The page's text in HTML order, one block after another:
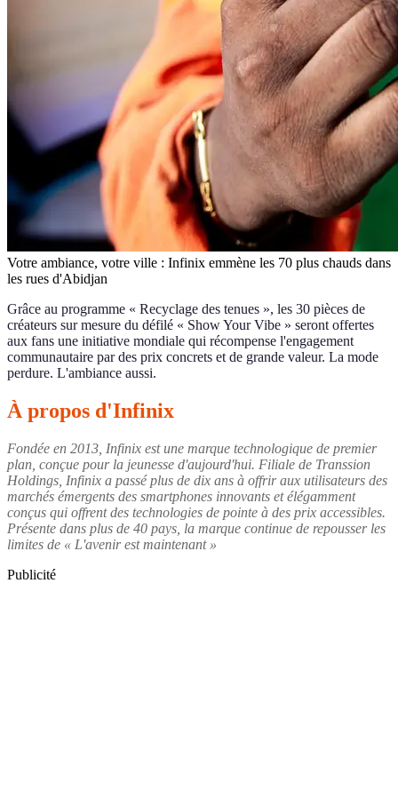
Votre ambiance, votre ville : Infinix emmène les 70 plus chauds dans
les rues d'Abidjan
Grâce au programme « Recyclage des tenues », les 30 pièces de
créateurs sur mesure du défilé « Show Your Vibe » seront offertes
aux fans une initiative mondiale qui récompense l'engagement
communautaire par des prix concrets et de grande valeur. La mode
perdure. L'ambiance aussi.
À propos d'Infinix
Fondée en 2013, Infinix est une marque technologique de premier
plan, conçue pour la jeunesse d'aujourd'hui. Filiale de Transsion
Holdings, Infinix a passé plus de dix ans à offrir aux utilisateurs des
marchés émergents des smartphones innovants et élégamment
conçus qui offrent des technologies de pointe à des prix accessibles.
Présente dans plus de 40 pays, la marque continue de repousser les
limites de « L'avenir est maintenant »
Publicité